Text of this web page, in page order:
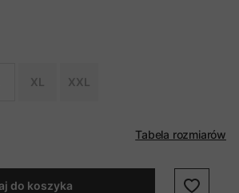
XL XXL
Tabela rozmiarów
do koszyka